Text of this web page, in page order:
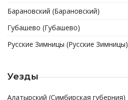
Барановский (Барановский)
Губашево (Губашево)
Русские Зимницы (Русские Зимницы)
Уезды
Алатырский (Симбирская губерния)